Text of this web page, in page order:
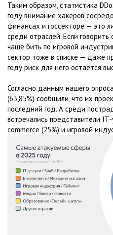
Таким образом, статистика
году внимание хакеров
финансах и госсекторе — это
среди отраслей. Если
чаще бить по игровой
сектор тоже в списке — даже
году риск для него остаётся
Согласно данным нашего
(63,85%) сообщили, что их
последний год. А среди
встречались представители IT-
commerce (25%) и игровой